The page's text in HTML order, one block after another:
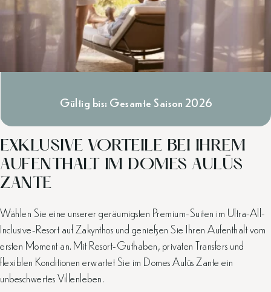
EXKLUSIVE VORTEILE BEI IHREM
AUFENTHALT IM DOMES AULŪS
ZANTE
Wählen Sie eine unserer geräumigsten Premium-Suiten im Ultra-All-
Inclusive-Resort auf Zakynthos und genießen Sie Ihren Aufenthalt vom
ersten Moment an. Mit Resort-Guthaben, privaten Transfers und
flexiblen Konditionen erwartet Sie im Domes Aulūs Zante ein
unbeschwertes Villenleben.
Gültig bis: Gesamte Saison 2026